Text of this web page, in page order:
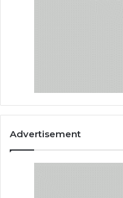
Advertisement